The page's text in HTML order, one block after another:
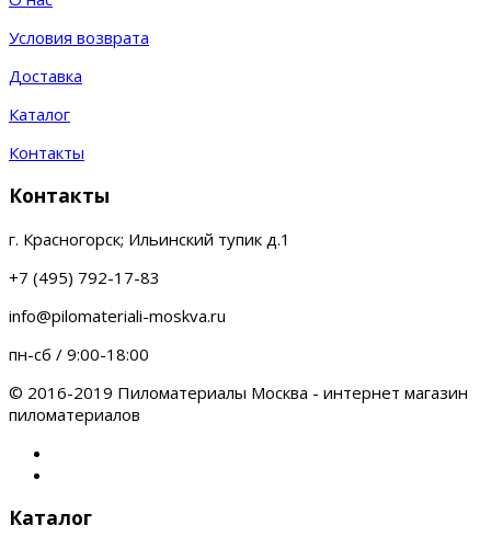
Условия возврата
Доставка
Каталог
Контакты
Контакты
г. Красногорск; Ильинский тупик д.1
+7 (495) 792-17-83
info@pilomateriali-moskva.ru
пн-сб / 9:00-18:00
© 2016-2019 Пиломатериалы Москва - интернет магазин
пиломатериалов
Каталог